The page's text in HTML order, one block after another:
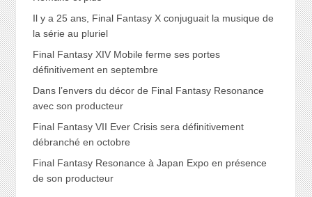
Il y a 25 ans, Final Fantasy X conjuguait la musique de
la série au pluriel
Final Fantasy XIV Mobile ferme ses portes
définitivement en septembre
Dans l’envers du décor de Final Fantasy Resonance
avec son producteur
Final Fantasy VII Ever Crisis sera définitivement
débranché en octobre
Final Fantasy Resonance à Japan Expo en présence
de son producteur